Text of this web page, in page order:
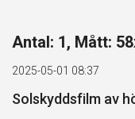
Antal: 1, Mått:
2025-05-01 08:37
Solskyddsfilm av